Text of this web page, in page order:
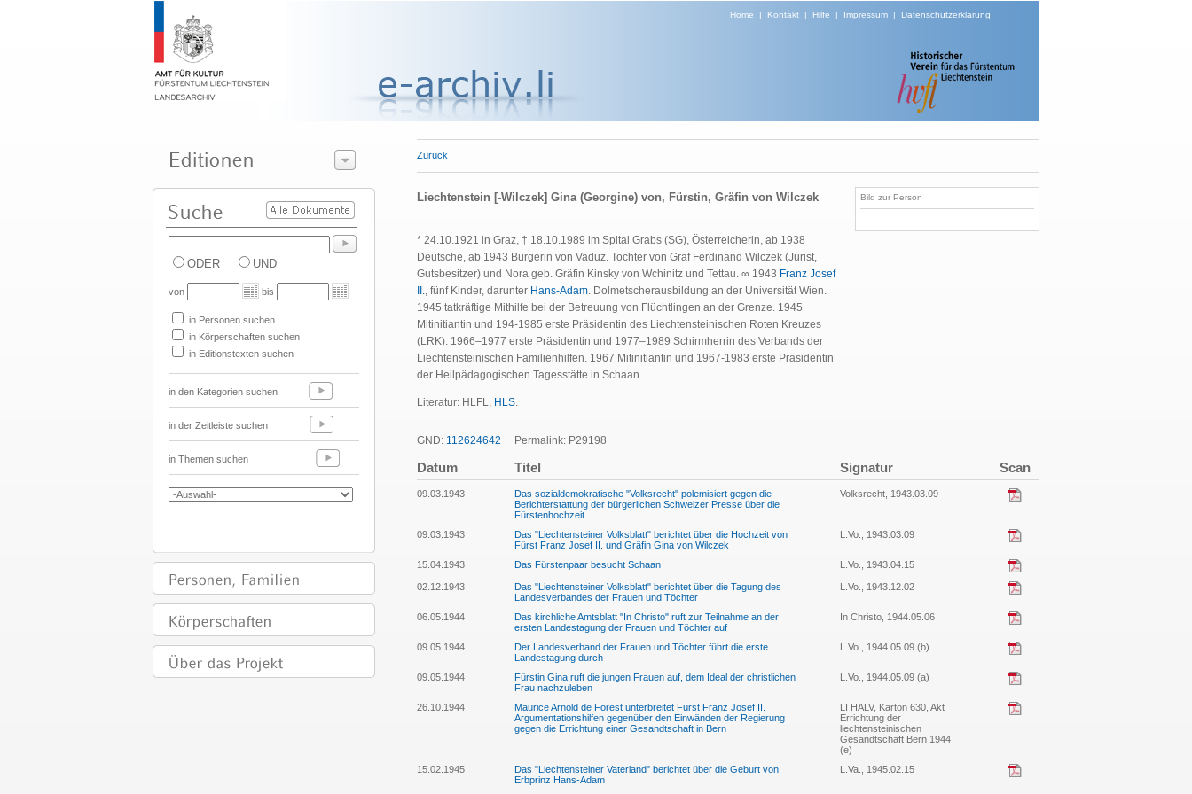
Home | Kontakt| Hilfe | Impressum| Datenschutzerklärung
ODER UND
von bis
in Personen suchen
in Körperschaften suchen
in Editionstexten suchen
in den Kategorien suchen
in der Zeitleiste suchen
in Themen suchen
Zurück
Liechtenstein [-Wilczek] Gina (Georgine) von, Fürstin, Gräfin von Wilczek
* 24.10.1921 in Graz, † 18.10.1989 im Spital Grabs (SG), Österreicherin, ab 1938
Deutsche, ab 1943 Bürgerin von Vaduz. Tochter von Graf Ferdinand Wilczek (Jurist,
Gutsbesitzer) und Nora geb. Gräfin Kinsky von Wchinitz und Tettau. ∞ 1943 Franz Josef
II., fünf Kinder, darunter Hans-Adam. Dolmetscherausbildung an der Universität Wien.
1945 tatkräftige Mithilfe bei der Betreuung von Flüchtlingen an der Grenze. 1945
Mitinitiantin und 194-1985 erste Präsidentin des Liechtensteinischen Roten Kreuzes
(LRK). 1966–1977 erste Präsidentin und 1977–1989 Schirmherrin des Verbands der
Liechtensteinischen Familienhilfen. 1967 Mitinitiantin und 1967-1983 erste Präsidentin
der Heilpädagogischen Tagesstätte in Schaan.
Literatur: HLFL, HLS.
GND: 112624642 Permalink: P29198
Bild zur Person
Datum Titel Signatur Scan
09.03.1943
Das sozialdemokratische "Volksrecht" polemisiert gegen die
Berichterstattung der bürgerlichen Schweizer Presse über die
Fürstenhochzeit
Volksrecht, 1943.03.09
09.03.1943
Das "Liechtensteiner Volksblatt" berichtet über die Hochzeit von
Fürst Franz Josef II. und Gräfin Gina von Wilczek
L.Vo., 1943.03.09
15.04.1943 Das Fürstenpaar besucht Schaan L.Vo., 1943.04.15
02.12.1943
Das "Liechtensteiner Volksblatt" berichtet über die Tagung des
Landesverbandes der Frauen und Töchter
L.Vo., 1943.12.02
06.05.1944
Das kirchliche Amtsblatt "In Christo" ruft zur Teilnahme an der
ersten Landestagung der Frauen und Töchter auf
In Christo, 1944.05.06
09.05.1944
Der Landesverband der Frauen und Töchter führt die erste
Landestagung durch
L.Vo., 1944.05.09 (b)
09.05.1944
Fürstin Gina ruft die jungen Frauen auf, dem Ideal der christlichen
Frau nachzuleben
L.Vo., 1944.05.09 (a)
26.10.1944
Maurice Arnold de Forest unterbreitet Fürst Franz Josef II.
Argumentationshilfen gegenüber den Einwänden der Regierung
gegen die Errichtung einer Gesandtschaft in Bern
LI HALV, Karton 630, Akt
Errichtung der
liechtensteinischen
Gesandtschaft Bern 1944
(e)
15.02.1945
Das "Liechtensteiner Vaterland" berichtet über die Geburt von
Erbprinz Hans-Adam
L.Va., 1945.02.15